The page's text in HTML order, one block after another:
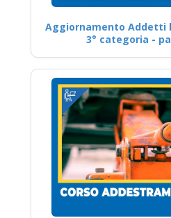
Aggiornamento Addetti
3° categoria -